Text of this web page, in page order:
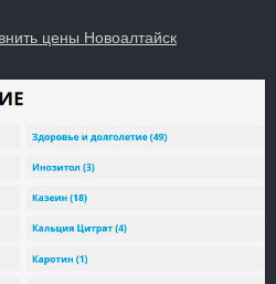
цены Новоалтайск